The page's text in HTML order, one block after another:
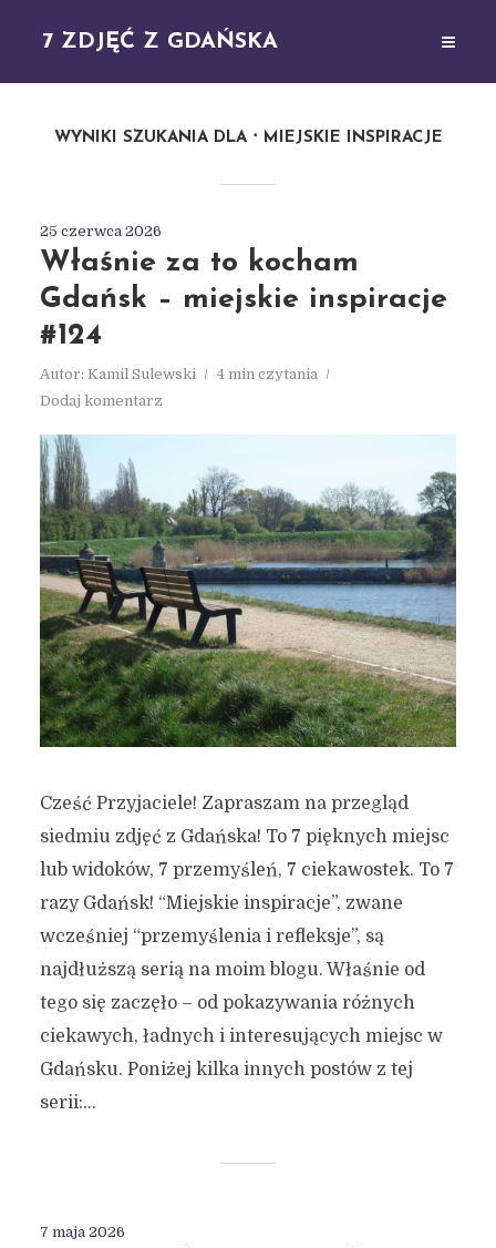
7 ZDJĘĆ Z GDAŃSKA
WYNIKI SZUKANIA DLA MIEJSKIE INSPIRACJE
25 czerwca 2026
Właśnie za to kocham
Gdańsk – miejskie inspiracje
#124
Autor: Kamil Sulewski
4 min czytania
Dodaj komentarz
Cześć Przyjaciele! Zapraszam na przegląd
siedmiu zdjęć z Gdańska! To 7 pięknych miejsc
lub widoków, 7 przemyśleń, 7 ciekawostek. To 7
razy Gdańsk! “Miejskie inspiracje”, zwane
wcześniej “przemyślenia i refleksje”, są
najdłuższą serią na moim blogu. Właśnie od
tego się zaczęło – od pokazywania różnych
ciekawych, ładnych i interesujących miejsc w
Gdańsku. Poniżej kilka innych postów z tej
serii:...
7 maja 2026